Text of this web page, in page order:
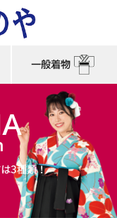
一般着物
3種類！